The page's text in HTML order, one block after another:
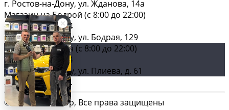
г. Ростов-на-Дону, ул. Жданова, 14а
Магазин на Бодрой (c 8:00 до 22:00)
+7 (928) 366 64-44
г. Ростов-на-Дону, ул. Бодрая, 129
Главный магазин (c 8:00 до 22:00)
+7 (928) 366 64-44
г. Ростов-на-Дону, ул. Плиева, д. 61
Загрузка карты ...
© 2026 GMA-Shop, Все права защищены